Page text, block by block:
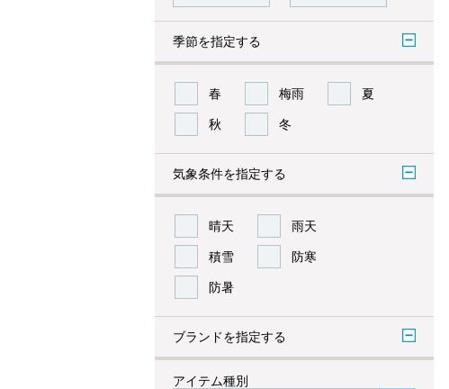
季節を指定する
春 梅雨 夏
秋 冬
気象条件を指定する
晴天 雨天
積雪 防寒
防暑
ブランドを指定する
アイテム種別